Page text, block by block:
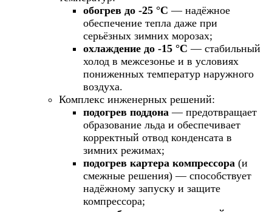
обогрев до -25 °С — надёжное
обеспечение тепла даже при
серьёзных зимних морозах;
охлаждение до -15 °С — стабильный
холод в межсезонье и в условиях
пониженных температур наружного
воздуха.
Комплекс инженерных решений:
подогрев поддона — предотвращает
образование льда и обеспечивает
корректный отвод конденсата в
зимних режимах;
подогрев картера компрессора (и
смежные решения) — способствует
надёжному запуску и защите
компрессора;